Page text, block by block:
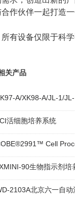
作伙伴一起打造
设备仅限于科学
关产品
A/XK98-A/JL-1/
活细胞培养系统
Cell
90生物指示剂培
2103A北京六一自